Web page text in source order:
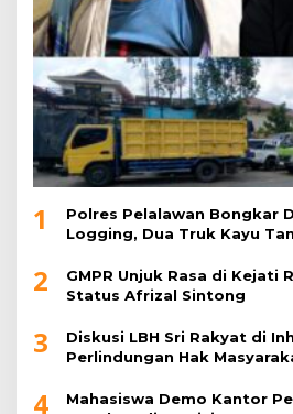
1
Polres Pelalawan Bongkar
Logging, Dua Truk Kayu
2
GMPR Unjuk Rasa di Kejati
Status Afrizal Sintong
3
Diskusi LBH Sri Rakyat di
Perlindungan Hak
4
Mahasiswa Demo Kantor